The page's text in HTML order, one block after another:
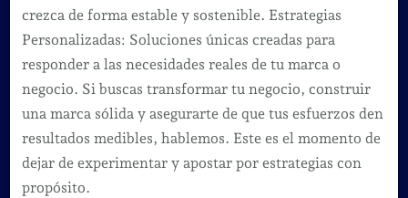
crezca de forma estable y sostenible. Estrategias
Personalizadas: Soluciones únicas creadas para
responder a las necesidades reales de tu marca o
negocio. Si buscas transformar tu negocio, construir
una marca sólida y asegurarte de que tus esfuerzos den
resultados medibles, hablemos. Este es el momento de
dejar de experimentar y apostar por estrategias con
propósito.